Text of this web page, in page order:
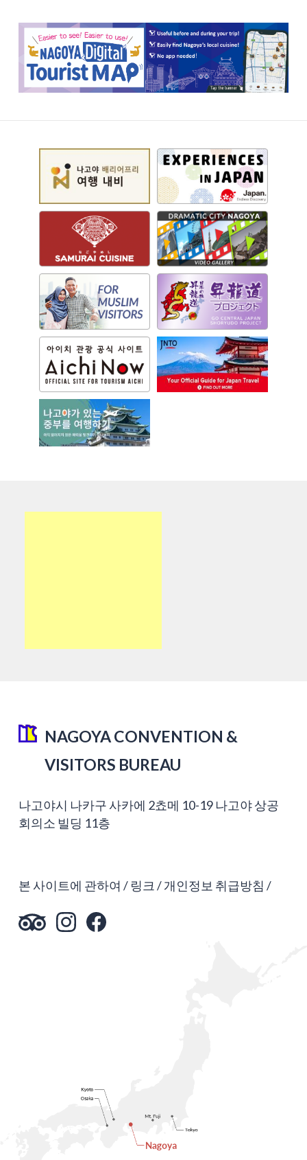
NAGOYA CONVENTION &
VISITORS BUREAU
나고야시 나카구 사카에 2쵸메 10-19 나고야 상공
회의소 빌딩 11층
본 사이트에 관하여 링크 개인정보 취급방침